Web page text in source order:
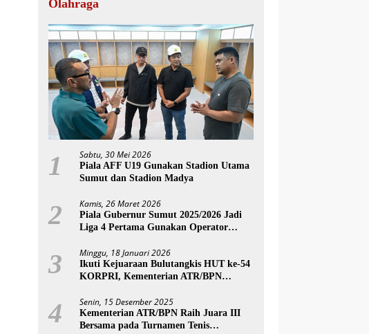
Olahraga
1 Sabtu, 30 Mei 2026
Piala AFF U19 Gunakan Stadion Utama
Sumut dan Stadion Madya
2 Kamis, 26 Maret 2026
Piala Gubernur Sumut 2025/2026 Jadi
Liga 4 Pertama Gunakan Operator
3 Minggu, 18 Januari 2026
Ikuti Kejuaraan Bulutangkis HUT ke-54
KORPRI, Kementerian ATR/BPN
4 Senin, 15 Desember 2025
Kementerian ATR/BPN Raih Juara III
Bersama pada Turnamen Tenis